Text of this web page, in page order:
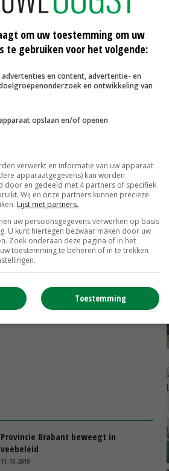
Nadat de snelste route zonder
trekkers om 8.30 uur richting
ook al trekkercolonnes en
boeren afreizen naar het
bestuurders drie kwartier de
om alles in goede banen
Provincie Brabant beweegt in
veebeleid
11-10-2019
om uw toestemming om uw
te gebruiken voor het volgende:
en content, advertentie- en
en ontwikkeling van
opslaan en/of openen
verwerkt en informatie van uw apparaat
apparaatgegevens) kan worden
door en gedeeld met 4 partners of specifiek
Wij en onze partners kunnen precieze
Lijst met partners.
uw persoonsgegevens verwerken op basis
U kunt hiertegen bezwaar maken door uw
Zoek onderaan deze pagina of in het
toestemming te beheren of in te trekken
Toestemming